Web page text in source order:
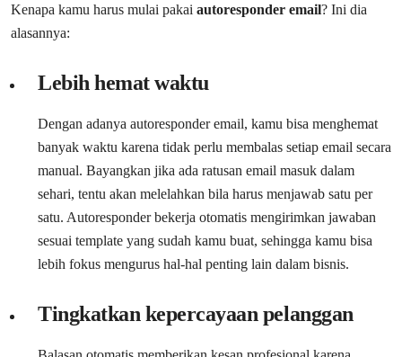
Kenapa kamu harus mulai pakai autoresponder email? Ini dia
alasannya:
Lebih hemat waktu
Dengan adanya autoresponder email, kamu bisa menghemat
banyak waktu karena tidak perlu membalas setiap email secara
manual. Bayangkan jika ada ratusan email masuk dalam
sehari, tentu akan melelahkan bila harus menjawab satu per
satu. Autoresponder bekerja otomatis mengirimkan jawaban
sesuai template yang sudah kamu buat, sehingga kamu bisa
lebih fokus mengurus hal-hal penting lain dalam bisnis.
Tingkatkan kepercayaan pelanggan